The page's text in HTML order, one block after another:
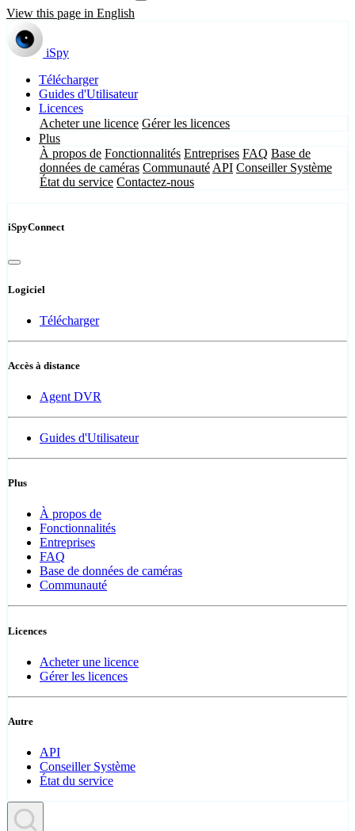
View this page in English
iSpy
Télécharger
Guides d'Utilisateur
Licences
Acheter une licence Gérer les licences
Plus
À propos de Fonctionnalités Entreprises FAQ Base de
données de caméras Communauté API Conseiller Système
État du service Contactez-nous
iSpyConnect
Logiciel
Télécharger
Accès à distance
Agent DVR
Guides d'Utilisateur
Plus
À propos de
Fonctionnalités
Entreprises
FAQ
Base de données de caméras
Communauté
Licences
Acheter une licence
Gérer les licences
Autre
API
Conseiller Système
État du service